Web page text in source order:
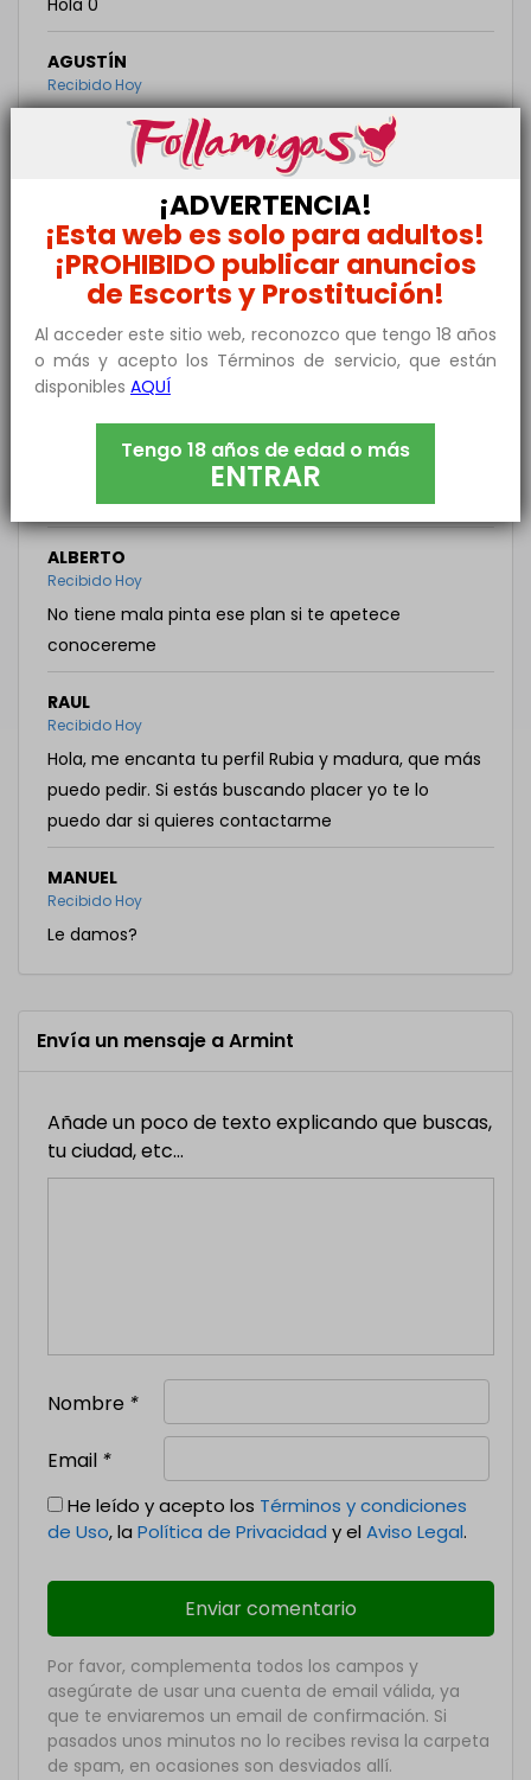
Hola 0
AGUSTÍN
Recibido Hoy
Hola guapa megustaria conocerte y pasar una
cena romántica y una noche feliz con Tigo mi tlf es
soy de Andorra de Teruel espero con testacion
IRAEL
Recibido Hoy
Hola reina soy un chabal de tu zona y la verdad que
me das un morbazo increíble soy bastante joven y
CARLOS
Hola yo soy Carlos y me gustaría quedar y pasar un
buen rato si deseas lo mismo manda correo y nos
mandamos teléfono.un saludo
ALBERTO
Recibido Hoy
No tiene mala pinta ese plan si te apetece
conocereme
RAUL
Recibido Hoy
Hola, me encanta tu perfil Rubia y madura, que más
puedo pedir. Si estás buscando placer yo te lo
puedo dar si quieres contactarme
MANUEL
Recibido Hoy
Le damos?
Envía un mensaje a Armint
Añade un poco de texto explicando que buscas,
tu ciudad, etc...
Nombre *
Email *
He leído y acepto los Términos y condiciones
de Uso, la Política de Privacidad y el Aviso Legal.
Por favor, complementa todos los campos y
asegúrate de usar una cuenta de email válida, ya
que te enviaremos un email de confirmación. Si
pasados unos minutos no lo recibes revisa la carpeta
de spam, en ocasiones son desviados allí.
¡ADVERTENCIA!
¡Esta web es solo para adultos!
¡PROHIBIDO publicar anuncios
de Escorts y Prostitución!
Al acceder este sitio web, reconozco que tengo 18 años
o más y acepto los Términos de servicio, que están
disponibles AQUÍ
Tengo 18 años de edad o más
ENTRAR